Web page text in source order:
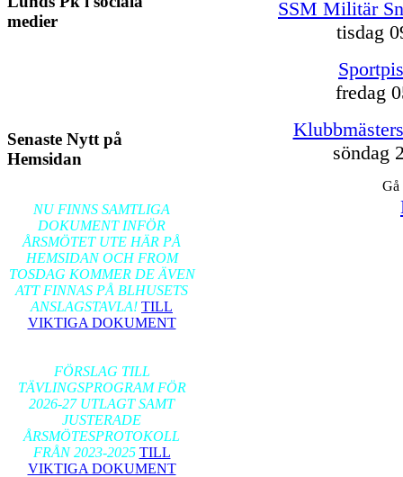
medier
Senaste Nytt på
Hemsidan
NU FINNS SAMTLIGA
DOKUMENT INFÖR
ÅRSMÖTET UTE HÄR PÅ
HEMSIDAN OCH FROM
TOSDAG KOMMER DE ÄVEN
ATT FINNAS PÅ BLHUSETS
ANSLAGSTAVLA! TILL
VIKTIGA DOKUMENT
FÖRSLAG TILL
TÄVLINGSPROGRAM FÖR
2026-27 UTLAGT SAMT
JUSTERADE
ÅRSMÖTESPROTOKOLL
FRÅN 2023-2025 TILL
VIKTIGA DOKUMENT
SSM Militär
tisdag
fredag
söndag